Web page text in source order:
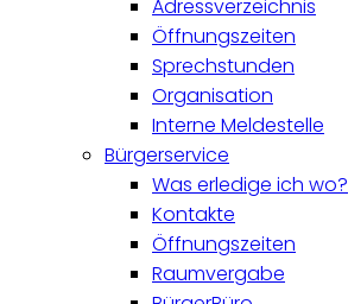
Adressverzeichnis
Öffnungszeiten
Sprechstunden
Organisation
Interne Meldestelle
Bürgerservice
Was erledige ich wo?
Kontakte
Öffnungszeiten
Raumvergabe